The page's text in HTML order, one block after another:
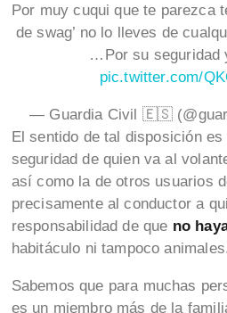
Por muy cuqui que te parezca
de swag’ no lo lleves de
…Por su seguridad
pic.twitter.com/
— Guardia Civil 🇪🇸
El sentido de tal disposición
seguridad de quien va al
así como la de otros usuarios
precisamente al conductor a
responsabilidad de que no
habitáculo ni tampoco
Sabemos que para muchas
es un miembro más de la